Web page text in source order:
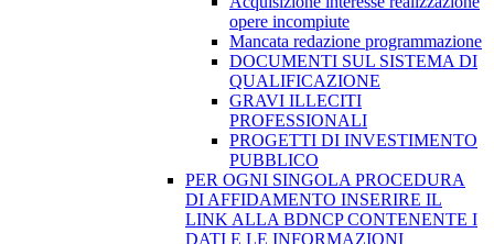
opere incompiute
Mancata redazione programmazione
DOCUMENTI SUL SISTEMA DI
QUALIFICAZIONE
GRAVI ILLECITI
PROFESSIONALI
PROGETTI DI INVESTIMENTO
PUBBLICO
PER OGNI SINGOLA PROCEDURA
DI AFFIDAMENTO INSERIRE IL
LINK ALLA BDNCP CONTENENTE I
DATI E LE INFORMAZIONI